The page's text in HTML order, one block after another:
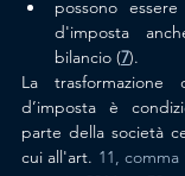
possono
d'imposta
bilancio (7).
La
d’imposta è
parte della società
cui all'art. 11, comma